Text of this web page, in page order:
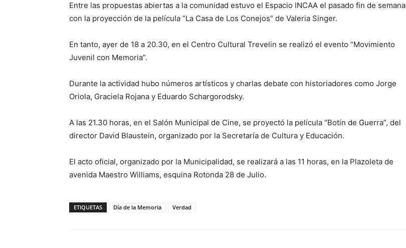
Entre las propuestas abiertas a la comunidad estuvo el Espacio INCAA el pasado fin de semana
con la proyección de la película “La Casa de Los Conejos” de Valeria Singer.
En tanto, ayer de 18 a 20.30, en el Centro Cultural Trevelin se realizó el evento “Movimiento
Juvenil con Memoria”.
Durante la actividad hubo números artísticos y charlas debate con historiadores como Jorge
Oriola, Graciela Rojana y Eduardo Schargorodsky.
A las 21.30 horas, en el Salón Municipal de Cine, se proyectó la película “Botín de Guerra”, del
director David Blaustein, organizado por la Secretaría de Cultura y Educación.
El acto oficial, organizado por la Municipalidad, se realizará a las 11 horas, en la Plazoleta de
avenida Maestro Williams, esquina Rotonda 28 de Julio.
ETIQUETAS Día de la Memoria Verdad